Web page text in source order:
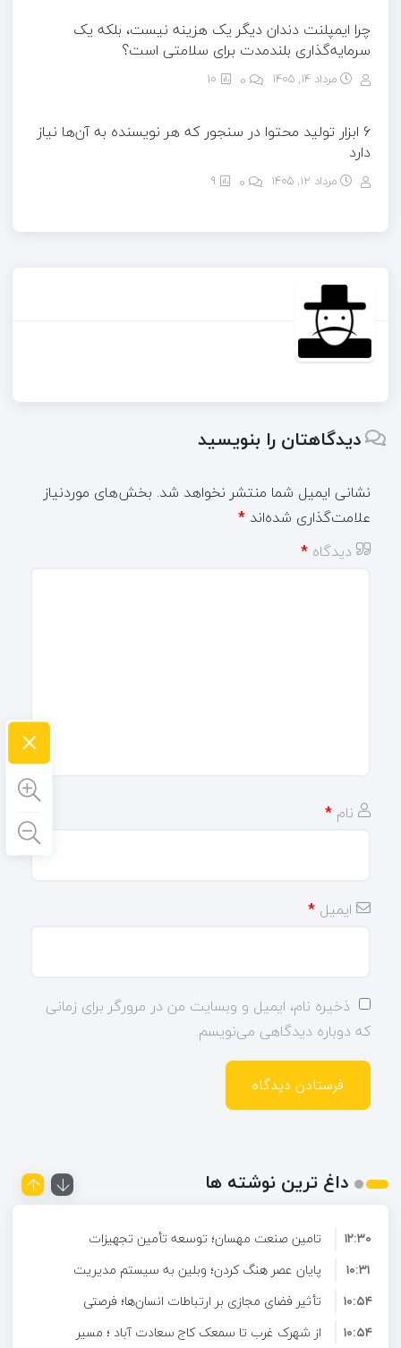
چرا ایمپلنت دندان دیگر یک هزینه نیست، بلکه یک
سرمایه‌گذاری بلندمدت برای سلامتی است؟
مرداد ۱۴, ۱۴۰۵ 10
6 ابزار تولید محتوا در سنجور که هر نویسنده به آن‌ها نیاز
دارد
مرداد ۱۲, ۱۴۰۵ 9
دیدگاهتان را بنویسید
نشانی ایمیل شما منتشر نخواهد شد. بخش‌های موردنیاز
علامت‌گذاری شده‌اند *
دیدگاه *
نام *
ایمیل *
ذخیره نام، ایمیل و وبسایت من در مرورگر برای زمانی
که دوباره دیدگاهی می‌نویسم.
داغ ترین نوشته ها
تامین صنعت مهسان؛ توسعه تأمین تجهیزات
صنعتی و ارائه راهکارهای تخصصی برای صنایع
۱۲:۳۰
پایان عصر هنگ کردن؛ وبلین به سیستم مدیریت
محتوای حرفه ای ارتقا پیدا کرد!
۱۰:۳۱
تأثیر فضای مجازی بر ارتباطات انسان‌ها؛ فرصتی
برای تعامل و آشنایی در دنیای دیجیتال
۱۰:۵۴
از شهرک غرب تا سمعک کاج سعادت آباد ؛ مسیر
۱۰:۵۴
×